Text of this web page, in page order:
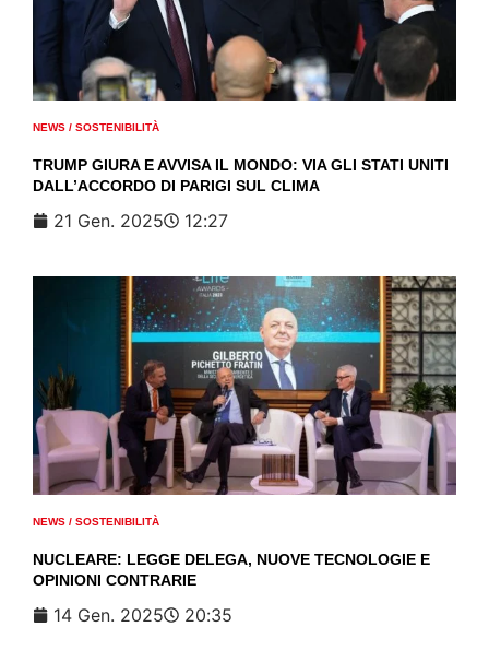
NEWS / SOSTENIBILITÀ
TRUMP GIURA E AVVISA IL MONDO: VIA GLI STATI UNITI
DALL’ACCORDO DI PARIGI SUL CLIMA
21 Gen. 2025 12:27
NEWS / SOSTENIBILITÀ
NUCLEARE: LEGGE DELEGA, NUOVE TECNOLOGIE E
OPINIONI CONTRARIE
14 Gen. 2025 20:35